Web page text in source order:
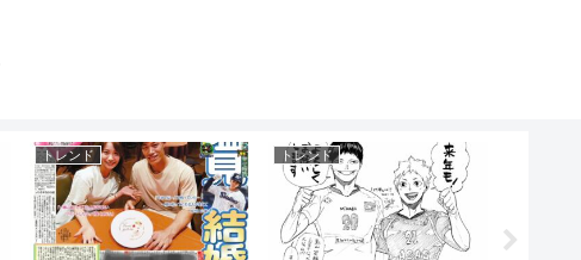
トレンド トレンド